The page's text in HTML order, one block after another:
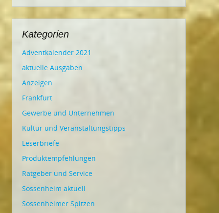
Kategorien
Adventkalender 2021
aktuelle Ausgaben
Anzeigen
Frankfurt
Gewerbe und Unternehmen
Kultur und Veranstaltungstipps
Leserbriefe
Produktempfehlungen
Ratgeber und Service
Sossenheim aktuell
Sossenheimer Spitzen